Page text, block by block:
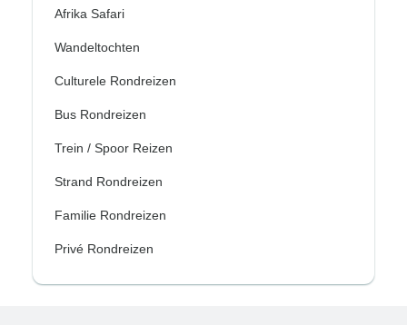
Afrika Safari
Wandeltochten
Culturele Rondreizen
Bus Rondreizen
Trein / Spoor Reizen
Strand Rondreizen
Familie Rondreizen
Privé Rondreizen